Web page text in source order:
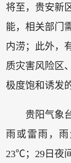
将至，贵安新
能，相关部门
内涝；此外，
质灾害风险区
极度饱和诱发
贵阳气象
雨或雷雨，
23℃；29日夜